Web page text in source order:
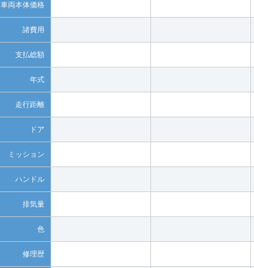
車両本体価格
諸費用
支払総額
年式
走行距離
ドア
ミッション
ハンドル
排気量
色
修理歴